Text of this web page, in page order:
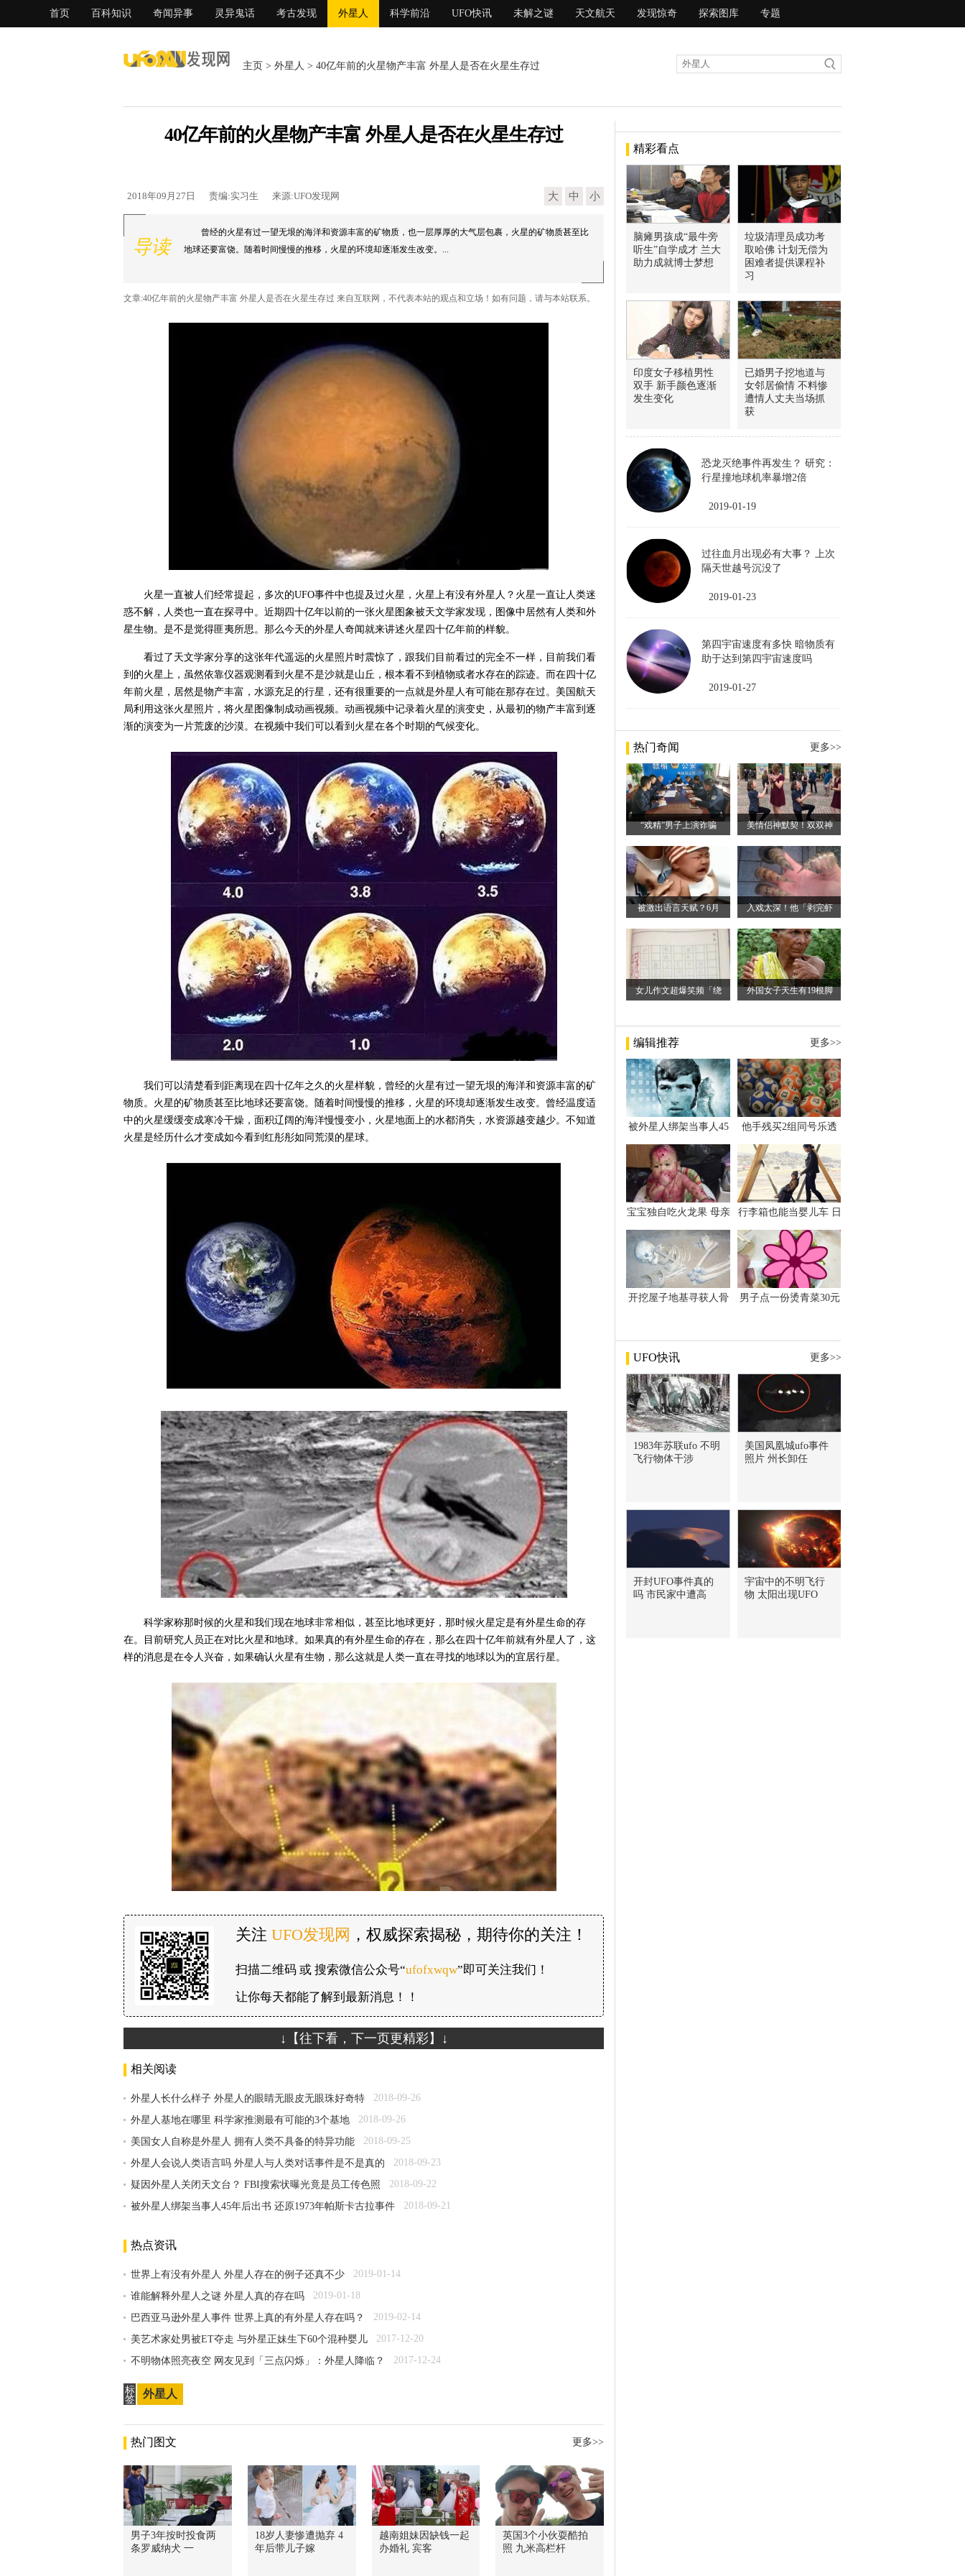
首页 百科知识 奇闻异事 灵异鬼话 考古发现 外星人 科学前沿 UFO快讯 未解之谜 天文航天 发现惊奇 探索图库 专题
主页 > 外星人 > 40亿年前的火星物产丰富 外星人是否在火星生存过
40亿年前的火星物产丰富 外星人是否在火星生存过
2018年09月27日 责编:实习生 来源:UFO发现网 大 中 小
导读
曾经的火星有过一望无垠的海洋和资源丰富的矿物质，也一层厚厚的大气层包裹，火星的矿物质甚至比
地球还要富饶。随着时间慢慢的推移，火星的环境却逐渐发生改变。...
文章:40亿年前的火星物产丰富 外星人是否在火星生存过 来自互联网，不代表本站的观点和立场！如有问题，请与本站联系。
火星一直被人们经常提起，多次的UFO事件中也提及过火星，火星上有没有外星人？火星一直让人类迷
惑不解，人类也一直在探寻中。近期四十亿年以前的一张火星图象被天文学家发现，图像中居然有人类和外
星生物。是不是觉得匪夷所思。那么今天的外星人奇闻就来讲述火星四十亿年前的样貌。
看过了天文学家分享的这张年代遥远的火星照片时震惊了，跟我们目前看过的完全不一样，目前我们看
到的火星上，虽然依靠仪器观测看到火星不是沙就是山丘，根本看不到植物或者水存在的踪迹。而在四十亿
年前火星，居然是物产丰富，水源充足的行星，还有很重要的一点就是外星人有可能在那存在过。美国航天
局利用这张火星照片，将火星图像制成动画视频。动画视频中记录着火星的演变史，从最初的物产丰富到逐
渐的演变为一片荒废的沙漠。在视频中我们可以看到火星在各个时期的气候变化。
我们可以清楚看到距离现在四十亿年之久的火星样貌，曾经的火星有过一望无垠的海洋和资源丰富的矿
物质。火星的矿物质甚至比地球还要富饶。随着时间慢慢的推移，火星的环境却逐渐发生改变。曾经温度适
中的火星缓缓变成寒冷干燥，面积辽阔的海洋慢慢变小，火星地面上的水都消失，水资源越变越少。不知道
火星是经历什么才变成如今看到红彤彤如同荒漠的星球。
科学家称那时候的火星和我们现在地球非常相似，甚至比地球更好，那时候火星定是有外星生命的存
在。目前研究人员正在对比火星和地球。如果真的有外星生命的存在，那么在四十亿年前就有外星人了，这
样的消息是在令人兴奋，如果确认火星有生物，那么这就是人类一直在寻找的地球以为的宜居行星。
关注 UFO发现网 ，权威探索揭秘，期待你的关注！
扫描二维码 或 搜索微信公众号“ufofxwqw”即可关注我们！
让你每天都能了解到最新消息！！
↓【往下看，下一页更精彩】↓
相关阅读
外星人长什么样子 外星人的眼睛无眼皮无眼珠好奇特 2018-09-26
外星人基地在哪里 科学家推测最有可能的3个基地 2018-09-26
美国女人自称是外星人 拥有人类不具备的特异功能 2018-09-25
外星人会说人类语言吗 外星人与人类对话事件是不是真的 2018-09-23
疑因外星人关闭天文台？ FBI搜索状曝光竟是员工传色照 2018-09-22
被外星人绑架当事人45年后出书 还原1973年帕斯卡古拉事件 2018-09-21
热点资讯
世界上有没有外星人 外星人存在的例子还真不少 2019-01-14
谁能解释外星人之谜 外星人真的存在吗 2019-01-18
巴西亚马逊外星人事件 世界上真的有外星人存在吗？ 2019-02-14
美艺术家处男被ET夺走 与外星正妹生下60个混种婴儿 2017-12-20
不明物体照亮夜空 网友见到「三点闪烁」：外星人降临？ 2017-12-24
标
签
外星人
热门图文 更多>>
男子3年按时投食两
条罗威纳犬 一
18岁人妻惨遭抛弃 4
年后带儿子嫁
越南姐妹因缺钱一起
办婚礼 宾客
英国3个小伙耍酷拍
照 九米高栏杆
精彩看点
脑瘫男孩成“最牛旁
听生”自学成才 兰大
助力成就博士梦想
垃圾清理员成功考
取哈佛 计划无偿为
困难者提供课程补
习
印度女子移植男性
双手 新手颜色逐渐
发生变化
已婚男子挖地道与
女邻居偷情 不料惨
遭情人丈夫当场抓
获
恐龙灭绝事件再发生？ 研究：
行星撞地球机率暴增2倍
2019-01-19
过往血月出现必有大事？ 上次
隔天世越号沉没了
2019-01-23
第四宇宙速度有多快 暗物质有
助于达到第四宇宙速度吗
2019-01-27
热门奇闻 更多>>
“戏精”男子上演诈骗 美情侣神默契！双双神
被激出语言天赋？6月 入戏太深！他「剥完虾
女儿作文超爆笑频「绕 外国女子天生有19根脚
编辑推荐 更多>>
被外星人绑架当事人45
斯卡古拉事件
他手残买2组同号乐透
万
宝宝独自吃火龙果 母亲
行李箱也能当婴儿车 日
开挖屋子地基寻获人骨
男子点一份烫青菜30元
UFO快讯 更多>>
1983年苏联ufo 不明
飞行物体干涉
美国凤凰城ufo事件
照片 州长卸任
开封UFO事件真的
吗 市民家中遭高
宇宙中的不明飞行
物 太阳出现UFO